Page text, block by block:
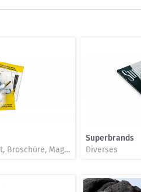
Druckwerke / Prospekt, Broschüre, Magazin, Folder, Katalog, Beilage
Superbrands
Diverses